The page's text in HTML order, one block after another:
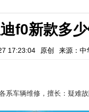
f0新款多
17:23:04 原创 来源：中